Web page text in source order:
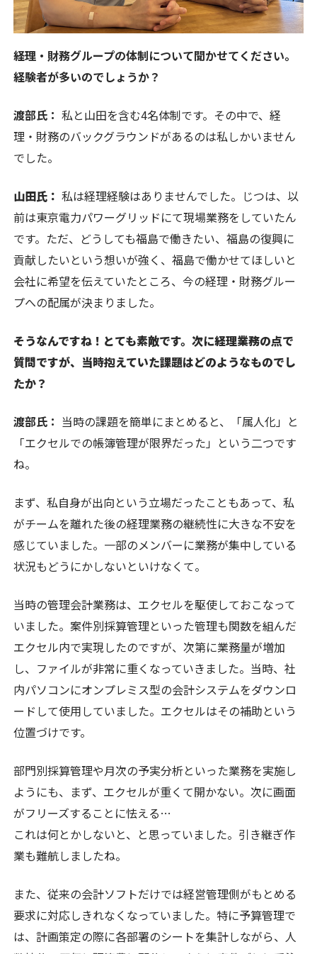
――経理・財務グループの体制について聞かせてください。
経験者が多いのでしょうか？
渡部氏： 私と山田を含む4名体制です。その中で、経
理・財務のバックグラウンドがあるのは私しかいません
でした。
山田氏： 私は経理経験はありませんでした。じつは、以
前は東京電力パワーグリッドにて現場業務をしていたん
です。ただ、どうしても福島で働きたい、福島の復興に
貢献したいという想いが強く、福島で働かせてほしいと
会社に希望を伝えていたところ、今の経理・財務グルー
プへの配属が決まりました。
そうなんですね！とても素敵です。次に経理業務の点で
質問ですが、当時抱えていた課題はどのようなものでし
たか？
渡部氏： 当時の課題を簡単にまとめると、「属人化」と
「エクセルでの帳簿管理が限界だった」という二つです
ね。
まず、私自身が出向という立場だったこともあって、私
がチームを離れた後の経理業務の継続性に大きな不安を
感じていました。一部のメンバーに業務が集中している
状況もどうにかしないといけなくて。
当時の管理会計業務は、エクセルを駆使しておこなって
いました。案件別採算管理といった管理も関数を組んだ
エクセル内で実現したのですが、次第に業務量が増加
し、ファイルが非常に重くなっていきました。当時、社
内パソコンにオンプレミス型の会計システムをダウンロ
ードして使用していました。エクセルはその補助という
位置づけです。
部門別採算管理や月次の予実分析といった業務を実施し
ようにも、まず、エクセルが重くて開かない。次に画面
がフリーズすることに怯える…
これは何とかしないと、と思っていました。引き継ぎ作
業も難航しましたね。
また、従来の会計ソフトだけでは経営管理側がもとめる
要求に対応しきれなくなっていました。特に予算管理で
は、計画策定の際に各部署のシートを集計しながら、人